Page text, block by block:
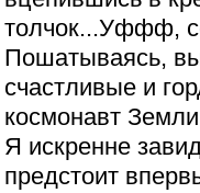
толчок...Уффф,
Пошатываясь,
счастливые и
космонавт
Я искренне
предстоит